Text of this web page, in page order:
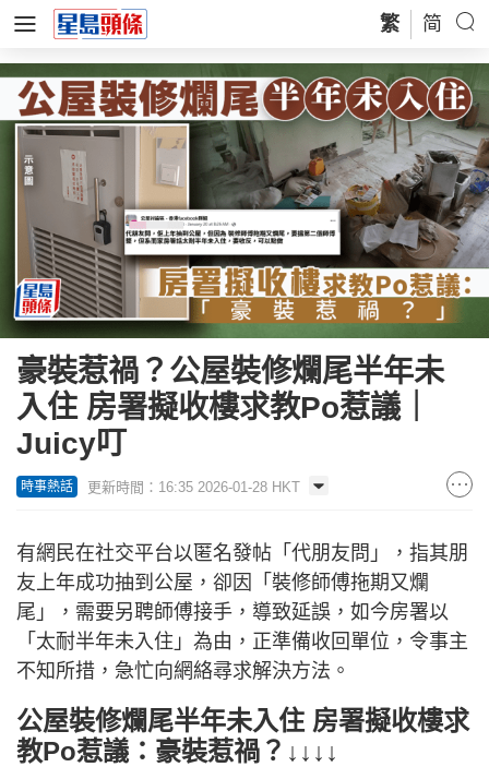
繁 简
豪裝惹禍？公屋裝修爛尾半年未
入住 房署擬收樓求教Po惹議｜
Juicy叮
時事熱話 更新時間：16:35 2026-01-28 HKT
有網民在社交平台以匿名發帖「代朋友問」，指其朋
友上年成功抽到公屋，卻因「裝修師傅拖期又爛
尾」，需要另聘師傅接手，導致延誤，如今房署以
「太耐半年未入住」為由，正準備收回單位，令事主
不知所措，急忙向網絡尋求解決方法。
公屋裝修爛尾半年未入住 房署擬收樓求
教Po惹議：豪裝惹禍？↓↓↓↓